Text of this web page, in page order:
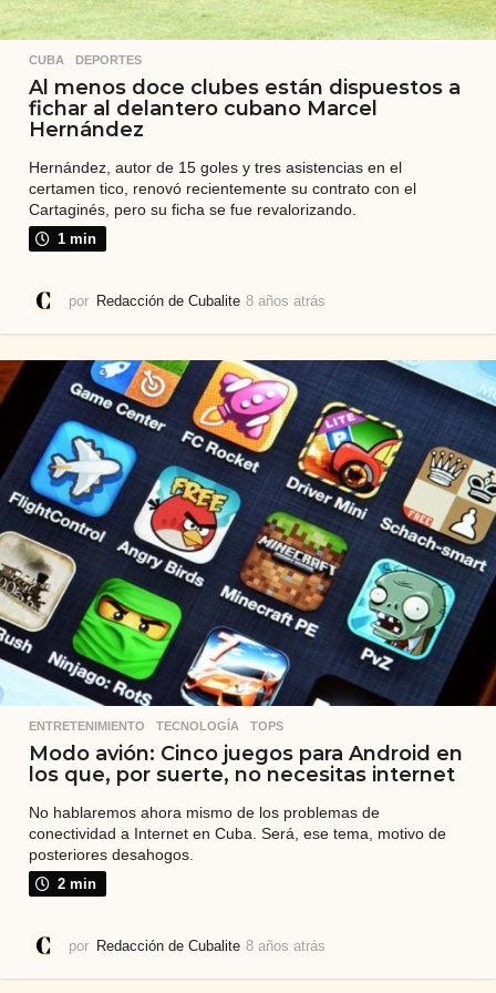
CUBA ,DEPORTES
Al menos doce clubes están dispuestos a
fichar al delantero cubano Marcel
Hernández
Hernández, autor de 15 goles y tres asistencias en el
certamen tico, renovó recientemente su contrato con el
Cartaginés, pero su ficha se fue revalorizando.
1 min
por Redacción de Cubalite 8 años atrás
o
a
t
r
á
s
ENTRETENIMIENTO ,TECNOLOGÍA ,TOPS
Modo avión: Cinco juegos para Android en
los que, por suerte, no necesitas internet
No hablaremos ahora mismo de los problemas de
conectividad a Internet en Cuba. Será, ese tema, motivo de
posteriores desahogos.
2 min
por Redacción de Cubalite 8 años atrás